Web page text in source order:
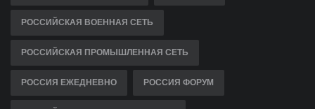
РОССИЙСКАЯ ВОЕННАЯ СЕТЬ
РОССИЙСКАЯ ПРОМЫШЛЕННАЯ СЕТЬ
РОССИЯ ЕЖЕДНЕВНО РОССИЯ ФОРУМ